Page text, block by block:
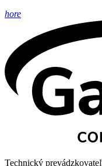
hore
Technický